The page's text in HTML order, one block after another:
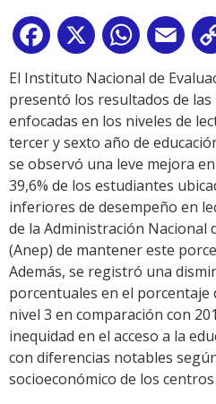
Facebook
X WhatsApp
El Instituto Nacional de
presentó los resultados de
enfocadas en los niveles de
tercer y sexto año de
se observó una leve mejora
39,6% de los estudiantes
inferiores de desempeño en
de la Administración Nacional
(Anep) de mantener este
Además, se registró una
porcentuales en el porcentaje
nivel 3 en comparación con
inequidad en el acceso a la
con diferencias notables
socioeconómico de los